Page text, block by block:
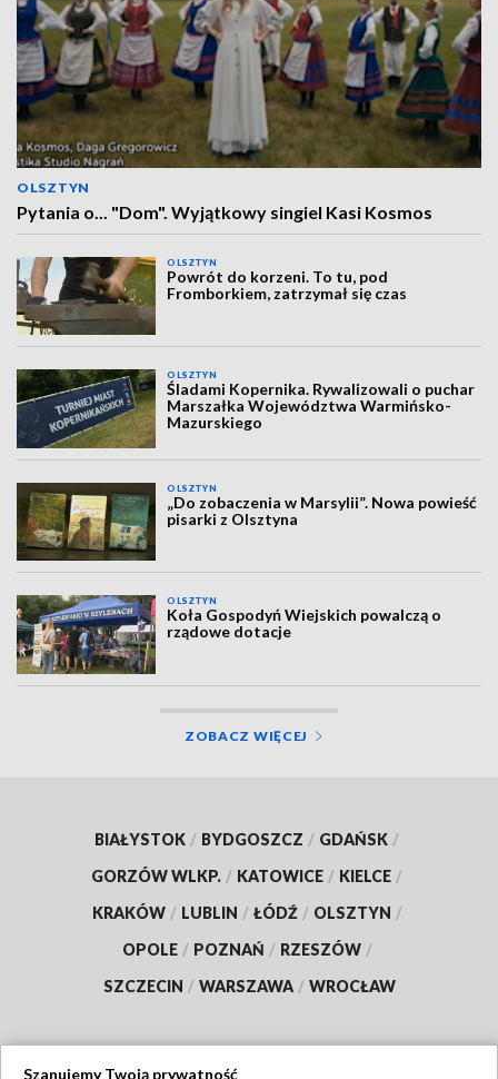
OLSZTYN
Pytania o... "Dom". Wyjątkowy singiel Kasi Kosmos
OLSZTYN
Powrót do korzeni. To tu, pod
Fromborkiem, zatrzymał się czas
OLSZTYN
Śladami Kopernika. Rywalizowali o puchar
Marszałka Województwa Warmińsko-
Mazurskiego
OLSZTYN
„Do zobaczenia w Marsylii”. Nowa powieść
pisarki z Olsztyna
OLSZTYN
Koła Gospodyń Wiejskich powalczą o
rządowe dotacje
ZOBACZ WIĘCEJ
BIAŁYSTOK / BYDGOSZCZ / GDAŃSK /
GORZÓW WLKP. / KATOWICE / KIELCE /
KRAKÓW / LUBLIN / ŁÓDŹ / OLSZTYN /
OPOLE / POZNAŃ / RZESZÓW /
SZCZECIN / WARSZAWA / WROCŁAW
Szanujemy Twoją prywatność